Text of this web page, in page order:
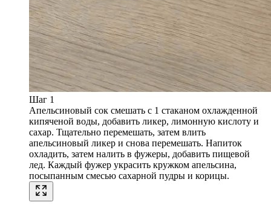
Шаг 1
Апельсиновый сок смешать с 1 стаканом охлажденной
кипяченой воды, добавить ликер, лимонную кислоту и
сахар. Тщательно перемешать, затем влить
апельсиновый ликер и снова перемешать. Напиток
охладить, затем налить в фужеры, добавить пищевой
лед. Каждый фужер украсить кружком апельсина,
посыпанным смесью сахарной пудры и корицы.